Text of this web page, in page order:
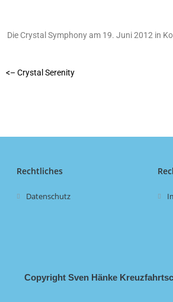
Die Crystal Symphony am 19. Juni 2012 in
<– Crystal Serenity
Rechtliches
Datenschutz
Copyright Sven Hänke